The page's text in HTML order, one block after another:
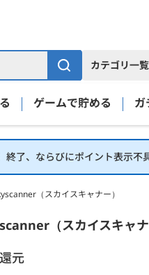
カテゴリ一覧
ゲームで貯める ガ
終了、ならびにポイント表示
（スカイスキャナー）
細 （スカイスキャナ
還元